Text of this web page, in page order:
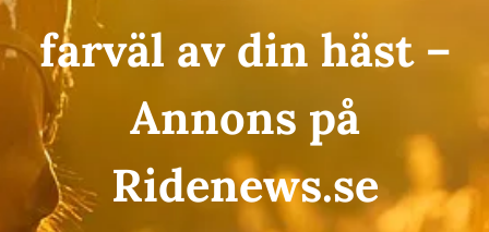
farväl av din häst –
Annons på
Ridenews.se